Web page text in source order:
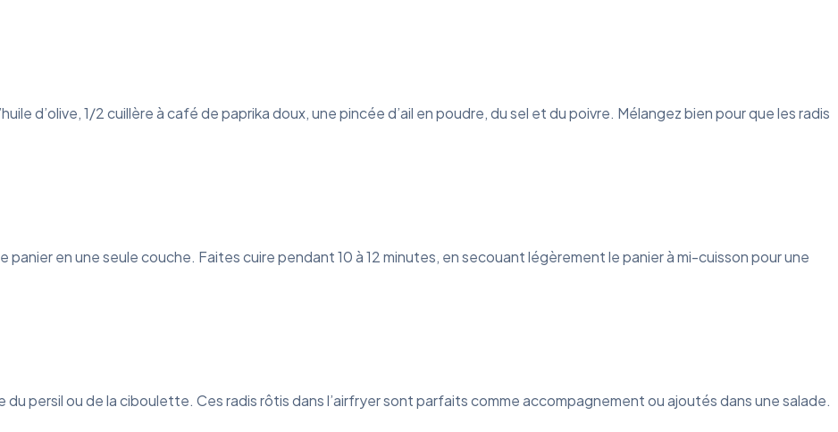
d’olive, 1/2 cuillère à café de paprika doux, une pincée d’ail en poudre, du sel et du poivre. Mélangez bien pour que les radis
panier en une seule couche. Faites cuire pendant 10 à 12 minutes, en secouant légèrement le panier à mi-cuisson pour une
persil ou de la ciboulette. Ces radis rôtis dans l’airfryer sont parfaits comme accompagnement ou ajoutés dans une salade.